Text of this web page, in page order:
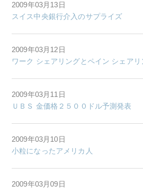
2009年03月13日
スイス中央銀行介入のサプライズ
2009年03月12日
ワーク シェアリングとペイン シェアリ
2009年03月11日
ＵＢＳ 金価格２５００ドル予測発表
2009年03月10日
小粒になったアメリカ人
2009年03月09日